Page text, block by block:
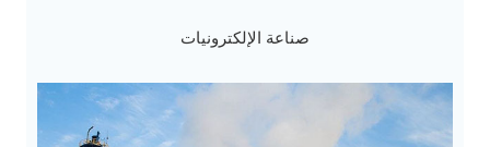
صناعة الإلكترونيات